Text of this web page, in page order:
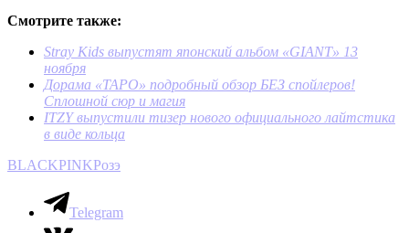
Смотрите также:
Stray Kids выпустят японский альбом «GIANT» 13
ноября
Дорама «ТАРО» подробный обзор БЕЗ спойлеров!
Сплошной сюр и магия
ITZY выпустили тизер нового официального лайтстика
в виде кольца
BLACKPINKРозэ
Telegram